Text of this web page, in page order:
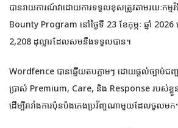
បានរាយការណ៍វាដោយការទទួលខុសត្រូវតាមរយៈកម្
Bounty Program នៅថ្ងៃទី 23 ខែកុម្ភៈ ឆ្នាំ
2,208 ដុល្លារដែលសមនឹងទទួលបាន។
Wordfence បានឆ្លើយតបភ្លាមៗ ដោយផ្តល់ច្បាប់ជញ្ជាំ
ប្រាស់ Premium, Care, និង Response របស់ខ្លួន
ដើម្បីរារាំងការប៉ុនប៉ងកេងប្រវ័ញ្ចណាមួយដែលចូលមក